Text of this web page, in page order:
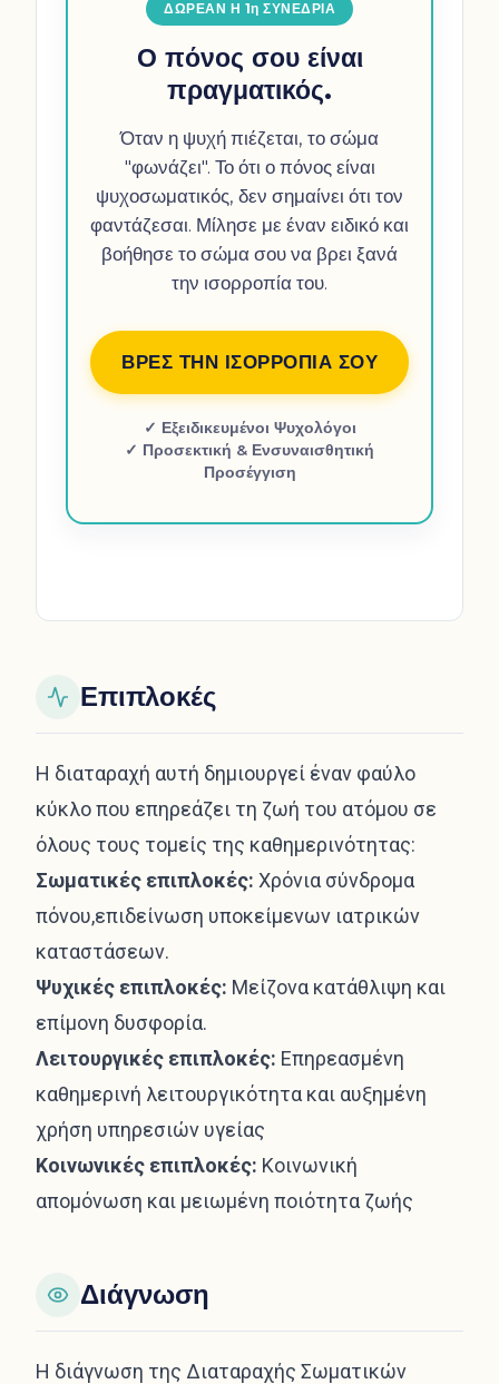
ΔΩΡΕΑΝ Η 1η ΣΥΝΕΔΡΙΑ
Ο πόνος σου είναι
πραγματικός.
Όταν η ψυχή πιέζεται, το σώμα
"φωνάζει". Το ότι ο πόνος είναι
ψυχοσωματικός, δεν σημαίνει ότι τον
φαντάζεσαι. Μίλησε με έναν ειδικό και
βοήθησε το σώμα σου να βρει ξανά
την ισορροπία του.
ΒΡΕΣ ΤΗΝ ΙΣΟΡΡΟΠΙΑ ΣΟΥ
✓ Εξειδικευμένοι Ψυχολόγοι
✓ Προσεκτική & Ενσυναισθητική
Προσέγγιση
Επιπλοκές
Η διαταραχή αυτή δημιουργεί έναν φαύλο
κύκλο που επηρεάζει τη ζωή του ατόμου σε
όλους τους τομείς της καθημερινότητας:
Σωματικές επιπλοκές: Χρόνια σύνδρομα
πόνου,επιδείνωση υποκείμενων ιατρικών
καταστάσεων.
Ψυχικές επιπλοκές: Μείζονα κατάθλιψη και
επίμονη δυσφορία.
Λειτουργικές επιπλοκές: Επηρεασμένη
καθημερινή λειτουργικότητα και αυξημένη
χρήση υπηρεσιών υγείας
Κοινωνικές επιπλοκές: Κοινωνική
απομόνωση και μειωμένη ποιότητα ζωής
Διάγνωση
Η διάγνωση της Διαταραχής Σωματικών